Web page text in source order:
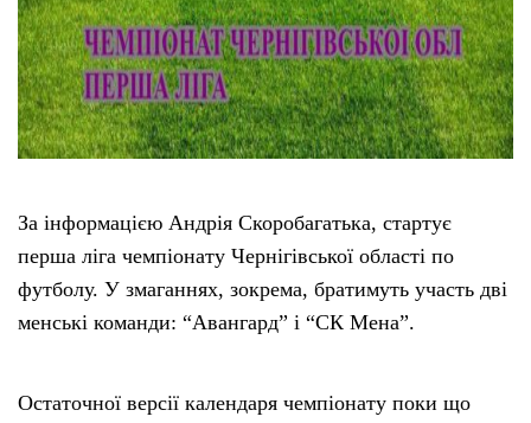
За інформацією Андрія Скоробагатька, стартує
перша ліга чемпіонату Чернігівської області по
футболу. У змаганнях, зокрема, братимуть участь дві
менські команди: “Авангард” і “СК Мена”.
Остаточної версії календаря чемпіонату поки що